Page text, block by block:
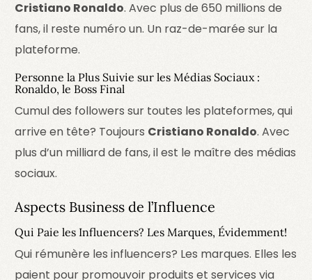
Cristiano Ronaldo. Avec plus de 650 millions de
fans, il reste numéro un. Un raz-de-marée sur la
plateforme.
Personne la Plus Suivie sur les Médias Sociaux :
Ronaldo, le Boss Final
Cumul des followers sur toutes les plateformes, qui
arrive en tête? Toujours Cristiano Ronaldo. Avec
plus d’un milliard de fans, il est le maître des médias
sociaux.
Aspects Business de l’Influence
Qui Paie les Influencers? Les Marques, Évidemment!
Qui rémunère les influencers? Les marques. Elles les
paient pour promouvoir produits et services via